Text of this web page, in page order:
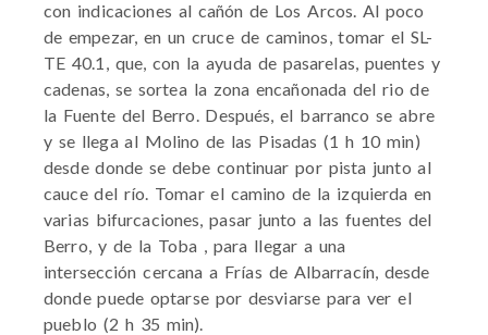
con indicaciones al cañón de Los Arcos. Al poco
de empezar, en un cruce de caminos, tomar el SL-
TE 40.1, que, con la ayuda de pasarelas, puentes y
cadenas, se sortea la zona encañonada del rio de
la Fuente del Berro. Después, el barranco se abre
y se llega al Molino de las Pisadas (1 h 10 min)
desde donde se debe continuar por pista junto al
cauce del río. Tomar el camino de la izquierda en
varias bifurcaciones, pasar junto a las fuentes del
Berro, y de la Toba , para llegar a una
intersección cercana a Frías de Albarracín, desde
donde puede optarse por desviarse para ver el
pueblo (2 h 35 min).